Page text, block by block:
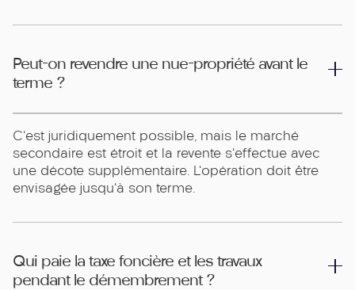
Peut-on revendre une nue-propriété avant le
terme ?
C'est juridiquement possible, mais le marché
secondaire est étroit et la revente s'effectue avec
une décote supplémentaire. L'opération doit être
envisagée jusqu'à son terme.
Qui paie la taxe foncière et les travaux
pendant le démembrement ?